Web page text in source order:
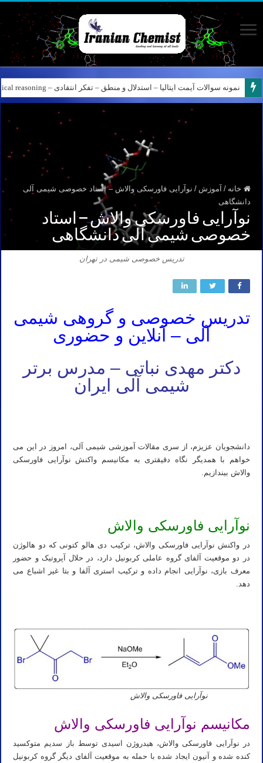
نمونه سوالات آیمت ایتالیا – استدلال و منطق – تفکر انتقادی – Logical reasoning – پارت ۸
خانه / آموزش / نوآرایی فاورسکی والاش – استاد خصوصی شیمی آلی
دانشگاهی
نوآرایی فاورسکی والاش – استاد
خصوصی شیمی آلی دانشگاهی
تدریس خصوصی شیمی در تهران
تدریس خصوصی و گروهی شیمی
آلی – آنلاین و حضوری
دکتر مهدی نباتی – مدرس برتر
شیمی آلی ایران
دانشجویان عزیزم، از سری مقالات آموزشی شیمی آلی، امروز در این می
خواهم با همدیگر نگاه دقیقتری به مکانیسم واکنش نوآرایی فاورسکی
والاش بیندازیم.
نوآرایی فاورسکی والاش
در واکنش نوآرایی فاورسکی والاش، ترکیب دی هالو کتونی که دو هالوژن
در دو موقعیت آلفای گروه عاملی کربونیل دارد، در حلال آپروتیک و حضور
معرف بازی، نوآرایی انجام داده و ترکیب استری آلفا و بتا غیر اشباع می
دهد.
نوآرایی فاورسکی والاش
مکانیسم نوآرایی فاورسکی والاش
در نوآرایی فاورسکی والاش، هیدروژن اسیدی توسط باز سدیم متوکسید
کنده شده و آنیون ایجاد شده با حمله به موقعیت آلفای دیگر گروه کربونیل